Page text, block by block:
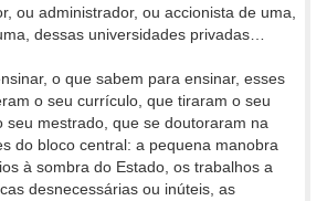
ou administrador, ou accionista de uma,
dessas universidades privadas…
o que sabem para ensinar, esses
o seu currículo, que tiraram o seu
seu mestrado, que se doutoraram na
do bloco central: a pequena manobra
à sombra do Estado, os trabalhos a
desnecessárias ou inúteis, as